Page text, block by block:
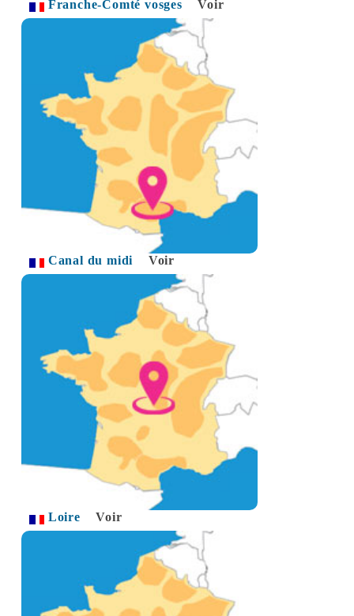
Franche-Comté vosges Voir
Canal du midi Voir
Loire Voir